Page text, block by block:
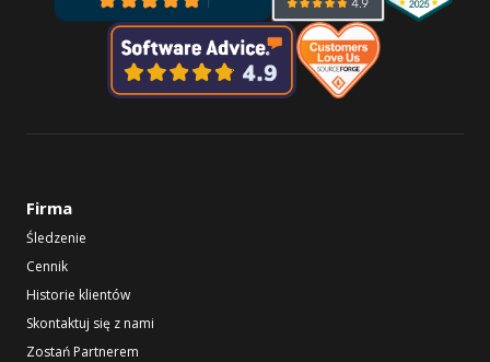
Firma
Śledzenie
Cennik
Historie klientów
Skontaktuj się z nami
Zostań Partnerem